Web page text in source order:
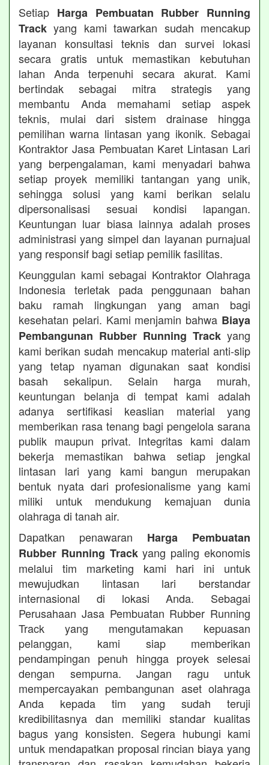
Setiap Harga Pembuatan Rubber Running
Track yang kami tawarkan sudah mencakup
layanan konsultasi teknis dan survei lokasi
secara gratis untuk memastikan kebutuhan
lahan Anda terpenuhi secara akurat. Kami
bertindak sebagai mitra strategis yang
membantu Anda memahami setiap aspek
teknis, mulai dari sistem drainase hingga
pemilihan warna lintasan yang ikonik. Sebagai
Kontraktor Jasa Pembuatan Karet Lintasan Lari
yang berpengalaman, kami menyadari bahwa
setiap proyek memiliki tantangan yang unik,
sehingga solusi yang kami berikan selalu
dipersonalisasi sesuai kondisi lapangan.
Keuntungan luar biasa lainnya adalah proses
administrasi yang simpel dan layanan purnajual
yang responsif bagi setiap pemilik fasilitas.
Keunggulan kami sebagai Kontraktor Olahraga
Indonesia terletak pada penggunaan bahan
baku ramah lingkungan yang aman bagi
kesehatan pelari. Kami menjamin bahwa Biaya
Pembangunan Rubber Running Track yang
kami berikan sudah mencakup material anti-slip
yang tetap nyaman digunakan saat kondisi
basah sekalipun. Selain harga murah,
keuntungan belanja di tempat kami adalah
adanya sertifikasi keaslian material yang
memberikan rasa tenang bagi pengelola sarana
publik maupun privat. Integritas kami dalam
bekerja memastikan bahwa setiap jengkal
lintasan lari yang kami bangun merupakan
bentuk nyata dari profesionalisme yang kami
miliki untuk mendukung kemajuan dunia
olahraga di tanah air.
Dapatkan penawaran Harga Pembuatan
Rubber Running Trackyang paling ekonomis
melalui tim marketing kami hari ini untuk
mewujudkan lintasan lari berstandar
internasional di lokasi Anda. Sebagai
Perusahaan Jasa Pembuatan Rubber Running
Track yang mengutamakan kepuasan
pelanggan, kami siap memberikan
pendampingan penuh hingga proyek selesai
dengan sempurna. Jangan ragu untuk
mempercayakan pembangunan aset olahraga
Anda kepada tim yang sudah teruji
kredibilitasnya dan memiliki standar kualitas
bagus yang konsisten. Segera hubungi kami
untuk mendapatkan proposal rincian biaya yang